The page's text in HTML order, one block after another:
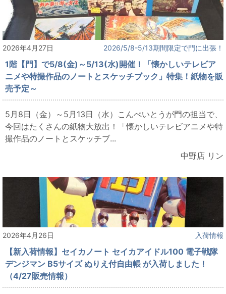
2026年4月27日 2026/5/8-5/13期間限定で門に出張！
1階【門】で5/8(金)～5/13(水)開催！「懐かしいテレビア
ニメや特撮作品のノートとスケッチブック」特集！紙物を販
売予定～
5月8日（金）～5月13日（水）こんぺいとうが門の担当で、
今回はたくさんの紙物大放出！「懐かしいテレビアニメや特
撮作品のノートとスケッチブ...
中野店 リン
2026年4月26日 入荷情報
【新入荷情報】セイカノート セイカアイドル100 電子戦隊
デンジマン B5サイズ ぬりえ付自由帳 が入荷しました！
（4/27販売情報）